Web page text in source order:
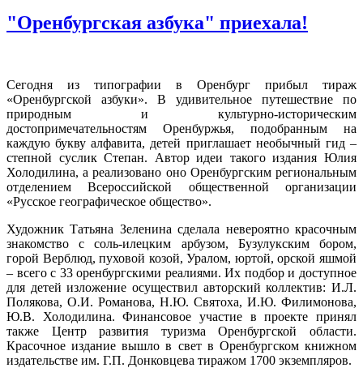
"Оренбургская азбука" приехала!
Сегодня из типографии в Оренбург прибыл тираж
«Оренбургской азбуки». В удивительное путешествие по
природным и культурно-историческим
достопримечательностям Оренбуржья, подобранным на
каждую букву алфавита, детей приглашает необычный гид –
степной суслик Степан. Автор идеи такого издания Юлия
Холодилина, а реализовано оно Оренбургским региональным
отделением Всероссийской общественной организации
«Русское географическое общество».
Художник Татьяна Зеленина сделала невероятно красочным
знакомство с соль-илецким арбузом, Бузулукским бором,
горой Верблюд, пуховой козой, Уралом, юртой, орской яшмой
– всего с 33 оренбургскими реалиями. Их подбор и доступное
для детей изложение осуществил авторский коллектив: И.Л.
Полякова, О.И. Романова, Н.Ю. Святоха, И.Ю. Филимонова,
Ю.В. Холодилина. Финансовое участие в проекте принял
также Центр развития туризма Оренбургской области.
Красочное издание вышло в свет в Оренбургском книжном
издательстве им. Г.П. Донковцева тиражом 1700 экземпляров.